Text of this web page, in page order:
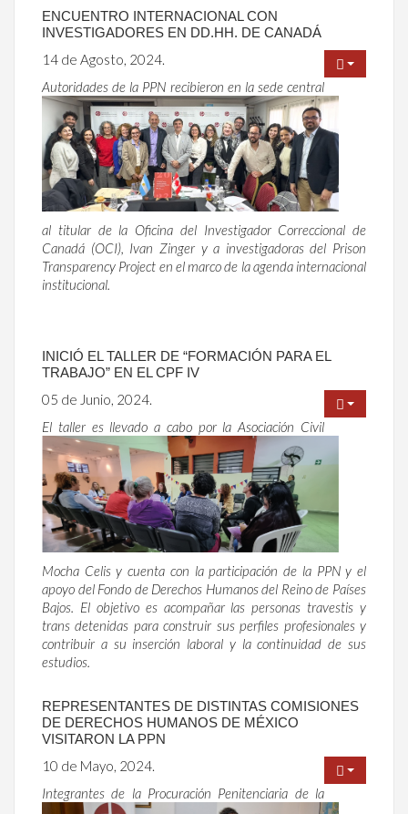
ENCUENTRO INTERNACIONAL CON
INVESTIGADORES EN DD.HH. DE CANADÁ
14 de Agosto, 2024.
Autoridades de la PPN recibieron en la sede central
al titular de la Oficina del Investigador Correccional de
Canadá (OCI), Ivan Zinger y a investigadoras del Prison
Transparency Project en el marco de la agenda internacional
institucional.
INICIÓ EL TALLER DE “FORMACIÓN PARA EL
TRABAJO” EN EL CPF IV
05 de Junio, 2024.
El taller es llevado a cabo por la Asociación Civil
Mocha Celis y cuenta con la participación de la PPN y el
apoyo del Fondo de Derechos Humanos del Reino de Países
Bajos. El objetivo es acompañar las personas travestis y
trans detenidas para construir sus perfiles profesionales y
contribuir a su inserción laboral y la continuidad de sus
estudios.
REPRESENTANTES DE DISTINTAS COMISIONES
DE DERECHOS HUMANOS DE MÉXICO
VISITARON LA PPN
10 de Mayo, 2024.
Integrantes de la Procuración Penitenciaria de la